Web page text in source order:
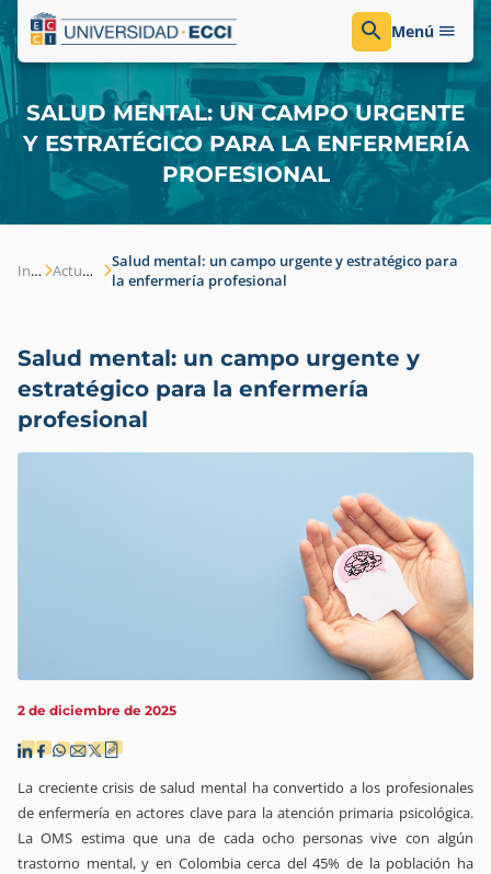
Menú
SALUD MENTAL: UN CAMPO URGENTE
Y ESTRATÉGICO PARA LA ENFERMERÍA
PROFESIONAL
Inicio Actualidad
Salud mental: un campo urgente y estratégico para
la enfermería profesional
Salud mental: un campo urgente y
estratégico para la enfermería
profesional
2 de diciembre de 2025
La creciente crisis de salud mental ha convertido a los profesionales
de enfermería en actores clave para la atención primaria psicológica.
La OMS estima que una de cada ocho personas vive con algún
trastorno mental, y en Colombia cerca del 45% de la población ha